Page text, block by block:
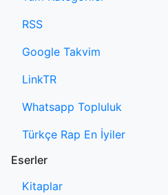
RSS
Google Takvim
LinkTR
Whatsapp Topluluk
Türkçe Rap En İyiler
Eserler
Kitaplar